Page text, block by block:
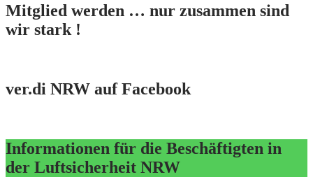
Mitglied werden … nur zusammen sind
wir stark !
ver.di NRW auf Facebook
Informationen für die Beschäftigten in
der Luftsicherheit NRW